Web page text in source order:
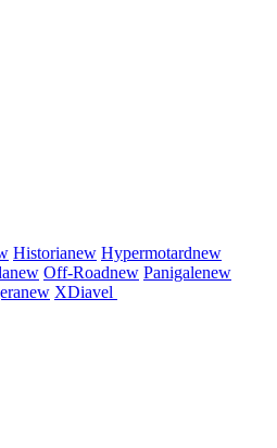
Historianew Hypermotardnew
new Off-Roadnew Panigalenew
new XDiavel